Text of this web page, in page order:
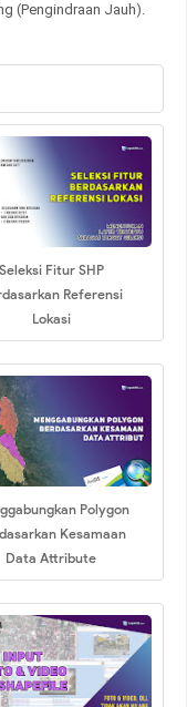
(Pengindraan Jauh).
Seleksi Fitur SHP
Referensi
Lokasi
Polygon
Kesamaan
Data Attribute